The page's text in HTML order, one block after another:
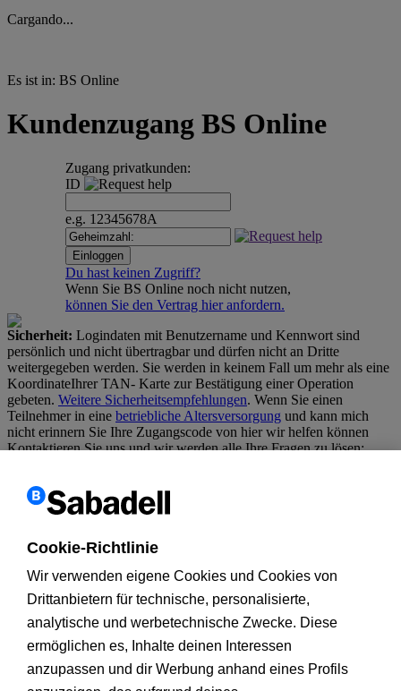
Cargando...
Es ist in: BS Online
Kundenzugang BS Online
Zugang privatkunden:
ID
e.g. 12345678A
Du hast keinen Zugriff?
Wenn Sie BS Online noch nicht nutzen,
können Sie den Vertrag hier anfordern.
Sicherheit: Logindaten mit Benutzername und Kennwort sind
persönlich und nicht übertragbar und dürfen nicht an Dritte
weitergegeben werden. Sie werden in keinem Fall um mehr als eine
KoordinateIhrer TAN- Karte zur Bestätigung einer Operation
gebeten. Weitere Sicherheitsempfehlungen. Wenn Sie einen
Teilnehmer in eine betriebliche Altersversorgung und kann mich
nicht erinnern Sie Ihre Zugangscode von hier wir helfen können
Kontaktieren Sie uns und wir werden alle Ihre Fragen zu lösen:
Homebanking
Per E-Mail
Senden Sie uns eine
E-mail
Im twitter
Cookie-Richtlinie
Wir verwenden eigene Cookies und Cookies von
Drittanbietern für technische, personalisierte,
analytische und werbetechnische Zwecke. Diese
ermöglichen es, Inhalte deinen Interessen
anzupassen und dir Werbung anhand eines Profils